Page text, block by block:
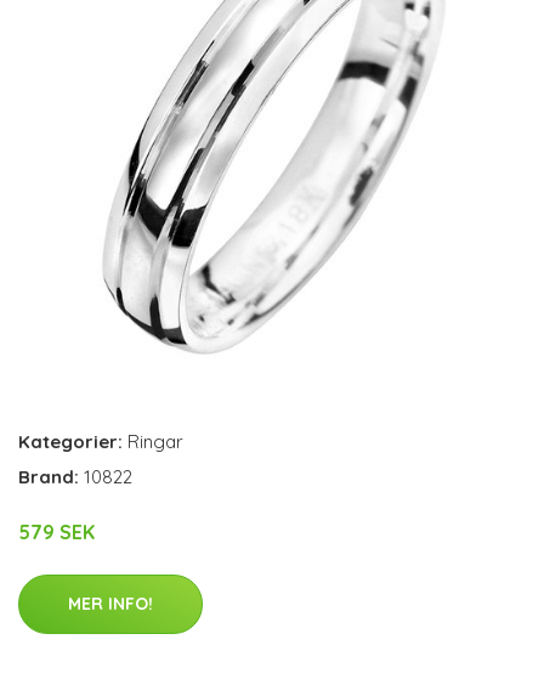
Kategorier: Ringar
Brand: 10822
579 SEK
MER INFO!